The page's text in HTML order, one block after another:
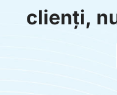
clienți,